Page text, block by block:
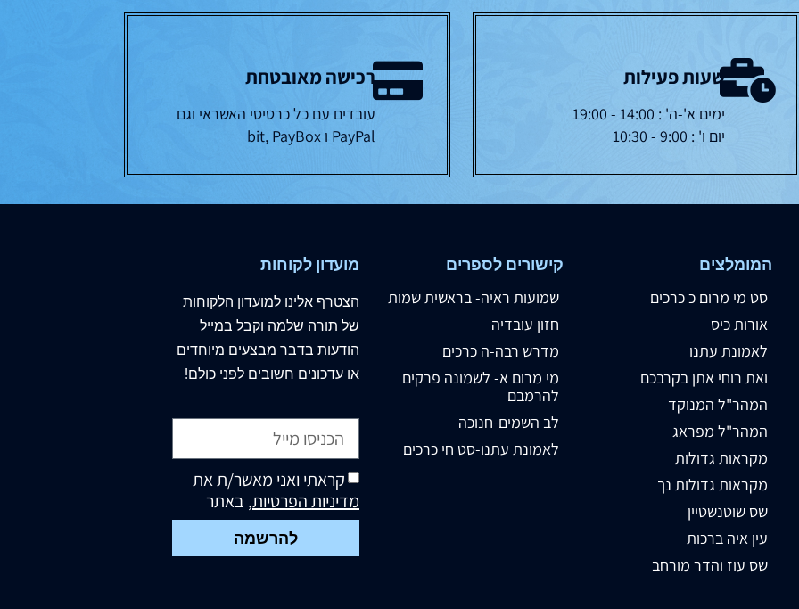
שעות פעילות
ימים א'-ה' : 14:00 - 19:00
יום ו' : 9:00 - 10:30
רכישה מאובטחת
עובדים עם כל כרטיסי האשראי וגם
PayPal ו bit, PayBox
המומלצים
סט מי מרום כ כרכים
אורות כיס
לאמונת עתנו
ואת רוחי אתן בקרבכם
המהר"ל המנוקד
המהר"ל מפראג
מקראות גדולות
מקראות גדולות נך
שס שוטנשטיין
עין איה ברכות
שס עוז והדר מורחב
קישורים לספרים
שמועות ראיה- בראשית שמות
חזון עובדיה
מדרש רבה-ה כרכים
מי מרום א- לשמונה פרקים
להרמבם
לב השמים-חנוכה
לאמונת עתנו-סט חי כרכים
מועדון לקוחות
הצטרף אלינו למועדון הלקוחות
של תורה שלמה וקבל במייל
הודעות בדבר מבצעים מיוחדים
או עדכונים חשובים לפני כולם!
קראתי ואני מאשר/ת את
מדיניות הפרטיות, באתר
להרשמה